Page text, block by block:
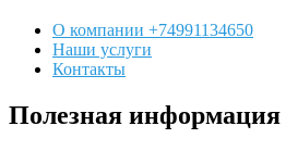
О компании +74991134650
Наши услуги
Контакты
Полезная информация